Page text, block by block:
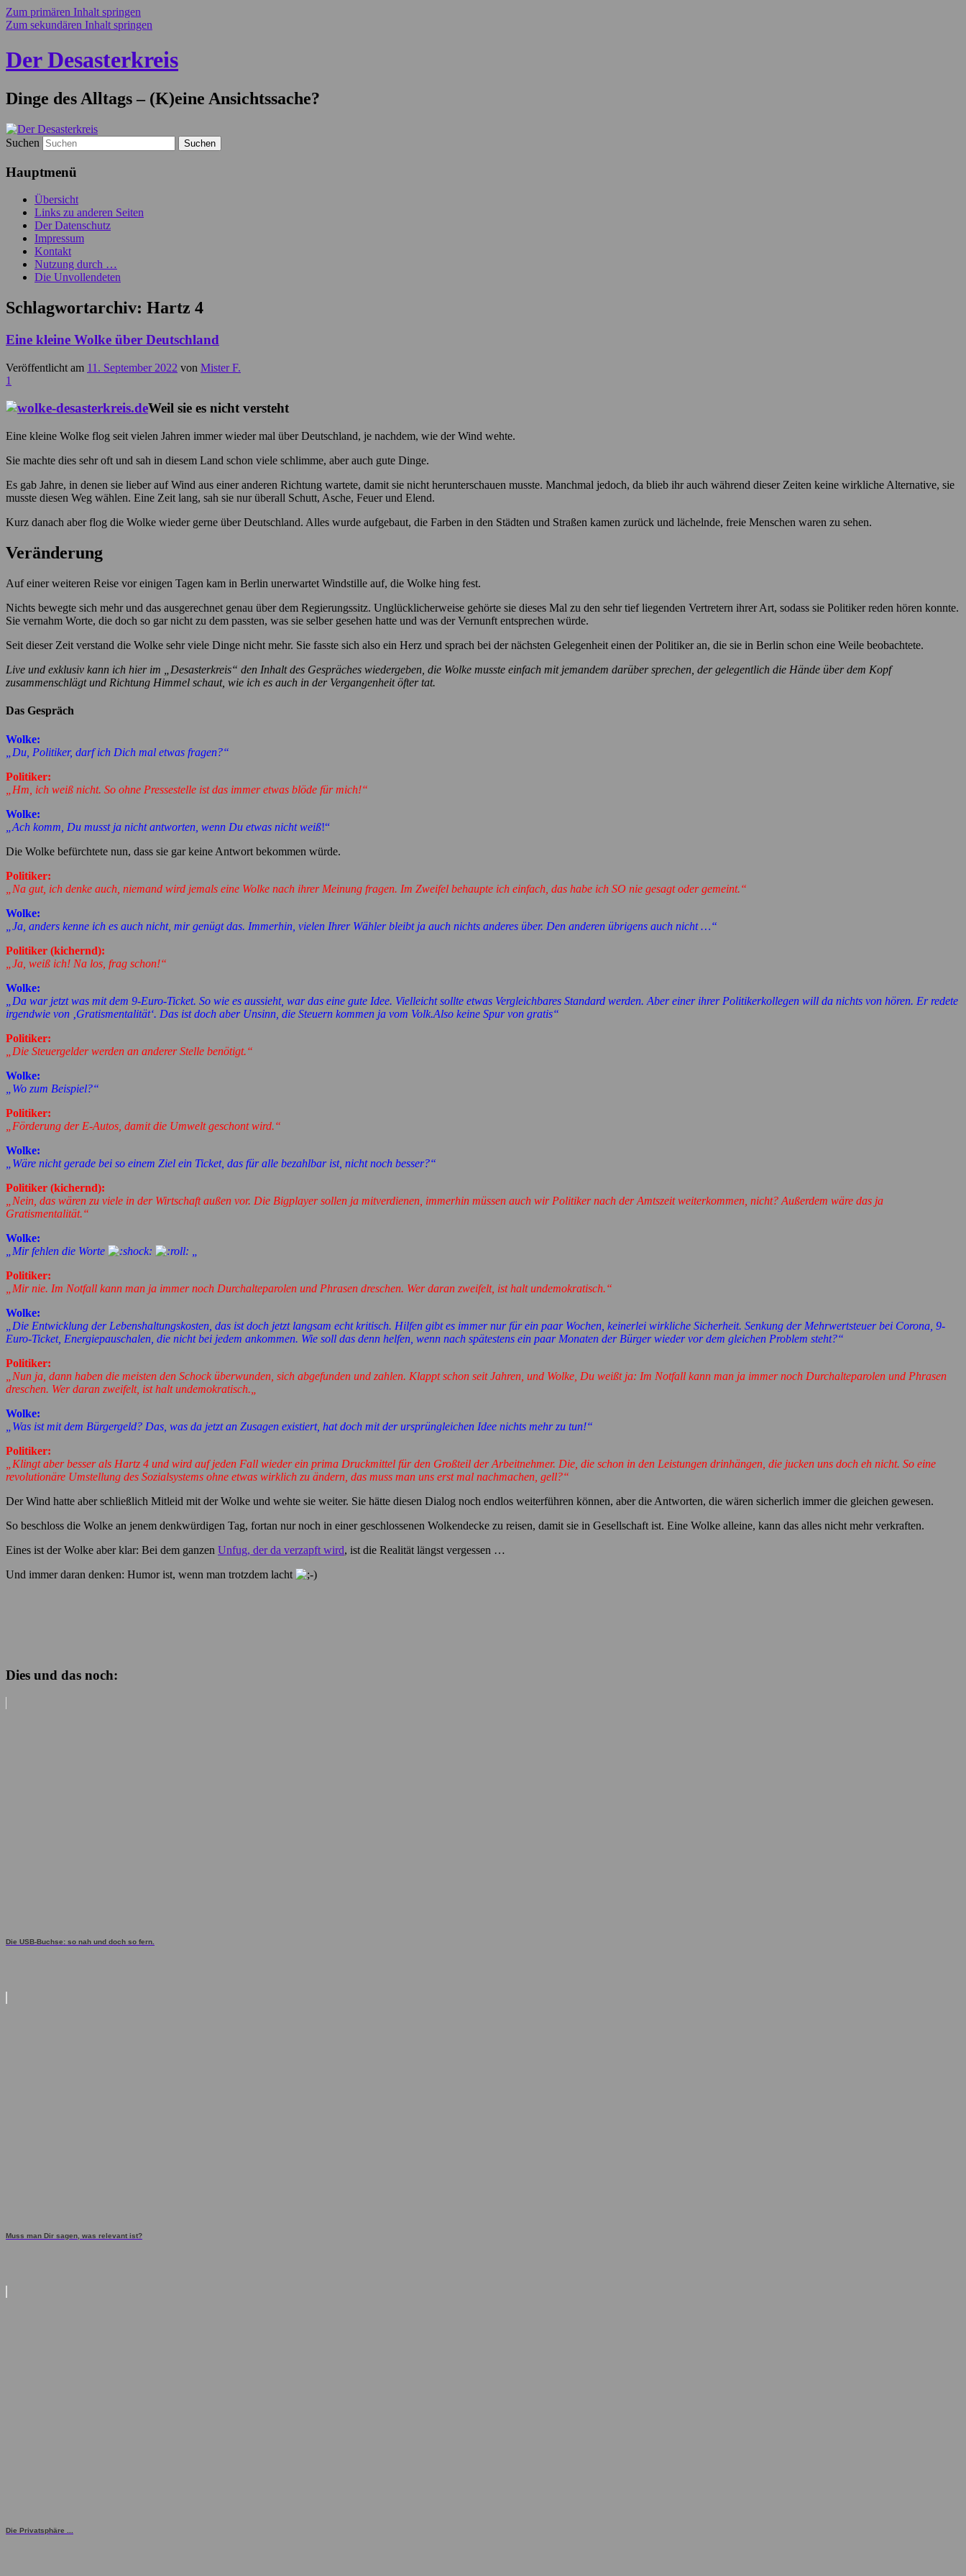
Zum primären Inhalt springen
Zum sekundären Inhalt springen
Der Desasterkreis
Dinge des Alltags – (K)eine Ansichtssache?
Suchen
Hauptmenü
Übersicht
Links zu anderen Seiten
Der Datenschutz
Impressum
Kontakt
Nutzung durch …
Die Unvollendeten
Schlagwortarchiv: Hartz 4
Eine kleine Wolke über Deutschland
Veröffentlicht am 11. September 2022 von Mister F.
1
Weil sie es nicht versteht
Eine kleine Wolke flog seit vielen Jahren immer wieder mal über Deutschland, je nachdem, wie der Wind wehte.
Sie machte dies sehr oft und sah in diesem Land schon viele schlimme, aber auch gute Dinge.
Es gab Jahre, in denen sie lieber auf Wind aus einer anderen Richtung wartete, damit sie nicht herunterschauen musste. Manchmal jedoch, da blieb ihr auch während dieser Zeiten keine wirkliche Alternative, sie
musste diesen Weg wählen. Eine Zeit lang, sah sie nur überall Schutt, Asche, Feuer und Elend.
Kurz danach aber flog die Wolke wieder gerne über Deutschland. Alles wurde aufgebaut, die Farben in den Städten und Straßen kamen zurück und lächelnde, freie Menschen waren zu sehen.
Veränderung
Auf einer weiteren Reise vor einigen Tagen kam in Berlin unerwartet Windstille auf, die Wolke hing fest.
Nichts bewegte sich mehr und das ausgerechnet genau über dem Regierungssitz. Unglücklicherweise gehörte sie dieses Mal zu den sehr tief liegenden Vertretern ihrer Art, sodass sie Politiker reden hören konnte.
Sie vernahm Worte, die doch so gar nicht zu dem passten, was sie selber gesehen hatte und was der Vernunft entsprechen würde.
Seit dieser Zeit verstand die Wolke sehr viele Dinge nicht mehr. Sie fasste sich also ein Herz und sprach bei der nächsten Gelegenheit einen der Politiker an, die sie in Berlin schon eine Weile beobachtete.
Live und exklusiv kann ich hier im „Desasterkreis“ den Inhalt des Gespräches wiedergeben, die Wolke musste einfach mit jemandem darüber sprechen, der gelegentlich die Hände über dem Kopf
zusammenschlägt und Richtung Himmel schaut, wie ich es auch in der Vergangenheit öfter tat.
Das Gespräch
Wolke:
„Du, Politiker, darf ich Dich mal etwas fragen?“
Politiker:
„Hm, ich weiß nicht. So ohne Pressestelle ist das immer etwas blöde für mich!“
Wolke:
„Ach komm, Du musst ja nicht antworten, wenn Du etwas nicht weiß!“
Die Wolke befürchtete nun, dass sie gar keine Antwort bekommen würde.
Politiker:
„Na gut, ich denke auch, niemand wird jemals eine Wolke nach ihrer Meinung fragen. Im Zweifel behaupte ich einfach, das habe ich SO nie gesagt oder gemeint.“
Wolke:
„Ja, anders kenne ich es auch nicht, mir genügt das. Immerhin, vielen Ihrer Wähler bleibt ja auch nichts anderes über. Den anderen übrigens auch nicht …“
Politiker (kichernd):
„Ja, weiß ich! Na los, frag schon!“
Wolke:
„Da war jetzt was mit dem 9-Euro-Ticket. So wie es aussieht, war das eine gute Idee. Vielleicht sollte etwas Vergleichbares Standard werden. Aber einer ihrer Politikerkollegen will da nichts von hören. Er redete
irgendwie von ‚Gratismentalität‘. Das ist doch aber Unsinn, die Steuern kommen ja vom Volk.Also keine Spur von gratis“
Politiker:
„Die Steuergelder werden an anderer Stelle benötigt.“
Wolke:
„Wo zum Beispiel?“
Politiker:
„Förderung der E-Autos, damit die Umwelt geschont wird.“
Wolke:
„Wäre nicht gerade bei so einem Ziel ein Ticket, das für alle bezahlbar ist, nicht noch besser?“
Politiker (kichernd):
„Nein, das wären zu viele in der Wirtschaft außen vor. Die Bigplayer sollen ja mitverdienen, immerhin müssen auch wir Politiker nach der Amtszeit weiterkommen, nicht? Außerdem wäre das ja
Gratismentalität.“
Wolke:
„Mir fehlen die Worte
Politiker:
„Mir nie. Im Notfall kann man ja immer noch Durchalteparolen und Phrasen dreschen. Wer daran zweifelt, ist halt undemokratisch.“
Wolke:
„Die Entwicklung der Lebenshaltungskosten, das ist doch jetzt langsam echt kritisch. Hilfen gibt es immer nur für ein paar Wochen, keinerlei wirkliche Sicherheit. Senkung der Mehrwertsteuer bei Corona, 9-
Euro-Ticket, Energiepauschalen, die nicht bei jedem ankommen. Wie soll das denn helfen, wenn nach spätestens ein paar Monaten der Bürger wieder vor dem gleichen Problem steht?“
Politiker:
„Nun ja, dann haben die meisten den Schock überwunden, sich abgefunden und zahlen. Klappt schon seit Jahren, und Wolke, Du weißt ja: Im Notfall kann man ja immer noch Durchalteparolen und Phrasen
dreschen. Wer daran zweifelt, ist halt undemokratisch.
Wolke:
„Was ist mit dem Bürgergeld? Das, was da jetzt an Zusagen existiert, hat doch mit der ursprüngleichen Idee nichts mehr zu tun!“
Politiker:
„Klingt aber besser als Hartz 4 und wird auf jeden Fall wieder ein prima Druckmittel für den Großteil der Arbeitnehmer. Die, die schon in den Leistungen drinhängen, die jucken uns doch eh nicht. So eine
revolutionäre Umstellung des Sozialsystems ohne etwas wirklich zu ändern, das muss man uns erst mal nachmachen, gell?“
Der Wind hatte aber schließlich Mitleid mit der Wolke und wehte sie weiter. Sie hätte diesen Dialog noch endlos weiterführen können, aber die Antworten, die wären sicherlich immer die gleichen gewesen.
So beschloss die Wolke an jenem denkwürdigen Tag, fortan nur noch in einer geschlossenen Wolkendecke zu reisen, damit sie in Gesellschaft ist. Eine Wolke alleine, kann das alles nicht mehr verkraften.
Eines ist der Wolke aber klar: Bei dem ganzen Unfug, der da verzapft wird, ist die Realität längst vergessen …
Und immer daran denken: Humor ist, wenn man trotzdem lacht
Dies und das noch:
Die USB-Buchse: so nah und doch so fern.
Muss man Dir sagen, was relevant ist?
Die Privatsphäre ...